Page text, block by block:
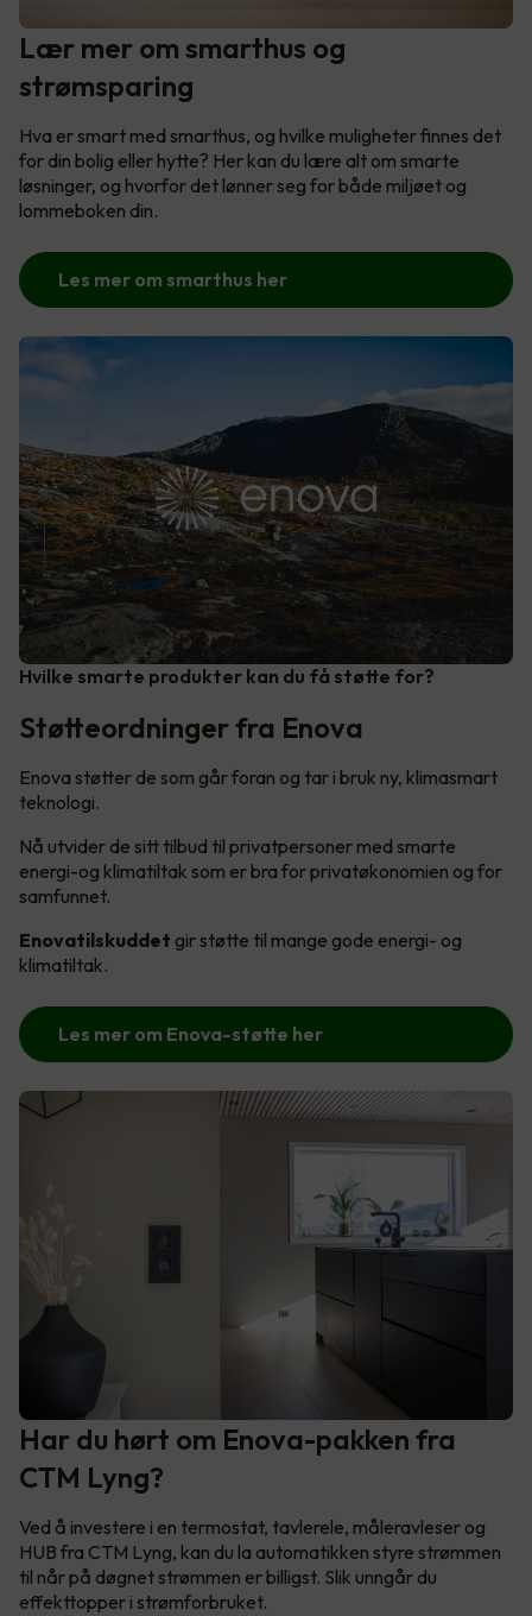
Lær mer om smarthus og
strømsparing
Hva er smart med smarthus, og hvilke muligheter finnes det
for din bolig eller hytte? Her kan du lære alt om smarte
løsninger, og hvorfor det lønner seg for både miljøet og
lommeboken din.
Les mer om smarthus her
Hvilke smarte produkter kan du få støtte for?
Støtteordninger fra Enova
Enova støtter de som går foran og tar i bruk ny, klimasmart
teknologi.
Nå utvider de sitt tilbud til privatpersoner med smarte
energi-og klimatiltak som er bra for privatøkonomien og for
samfunnet.
Enovatilskuddet gir støtte til mange gode energi- og
klimatiltak.
Les mer om Enova-støtte her
Har du hørt om Enova-pakken fra
CTM Lyng?
Ved å investere i en termostat, tavlerele, måleravleser og
HUB fra CTM Lyng, kan du la automatikken styre strømmen
til når på døgnet strømmen er billigst. Slik unngår du
effekttopper i strømforbruket.